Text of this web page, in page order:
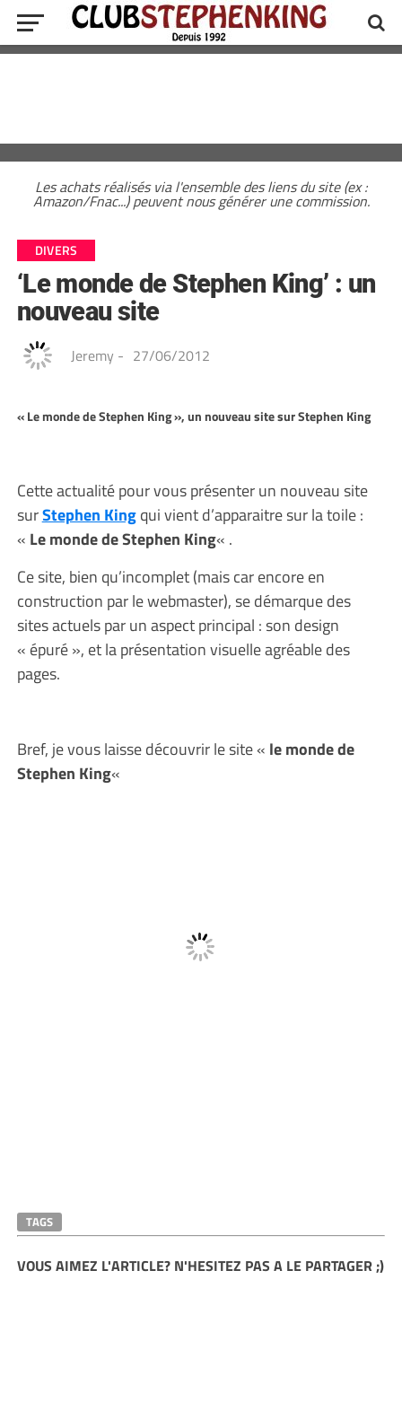
Les achats réalisés via l'ensemble des liens du site (ex :
Amazon/Fnac...) peuvent nous générer une commission.
DIVERS
‘Le monde de Stephen King’ : un
nouveau site
Jeremy - 27/06/2012
« Le monde de Stephen King », un nouveau site sur Stephen King
Cette actualité pour vous présenter un nouveau site
surStephen Kingqui vient d’apparaitre sur la toile :
« Le monde de Stephen King« .
Ce site, bien qu’incomplet (mais car encore en
construction par le webmaster), se démarque des
sites actuels par un aspect principal : son design
« épuré », et la présentation visuelle agréable des
pages.
Bref, je vous laisse découvrir le site « le monde de
Stephen King«
TAGS
VOUS AIMEZ L'ARTICLE? N'HESITEZ PAS A LE PARTAGER ;)